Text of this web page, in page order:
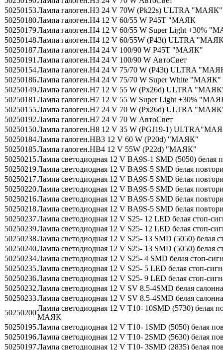
50250153Лампа галоген.H3 24 V 70W (Pk22s) ULTRA "МАЯК"
50250180Лампа галоген.H4 12 V 60/55 W P45T "МАЯК
50250179Лампа галоген.H4 12 V 60/55 W Super Light +30%
50250148Лампа галоген.H4 12 V 60/55W (P43t) ULTRA
50250187Лампа галоген.H4 24 V 100/90 W P45T "МАЯК"
50250191 Лампа галоген.H4 24 V 100/90 W АвтоСвет
50250154Лампа галоген.H4 24 V 75/70 W (P43t) ULTRA
50250186Лампа галоген.H4 24 V 75/70 W Super White "МАЯК"
50250149Лампа галоген.H7 12 V 55 W (Px26d) ULTRA
50250181 Лампа галоген.H7 12 V 55 W Super Light +30%
50250155Лампа галоген.H7 24 V 70 W (Px26d) ULTRA
50250192Лампа галоген.H7 24 V 70 W АвтоСвет
50250150Лампа галоген.H8 12 V 35 W (PGJ19-1)
50250184Лампа галоген.HB3 12 V 60 W (P20d) "МАЯК"
50250185Лампа галоген.HB4 12 V 55W (P22d) "МАЯК"
50250215Лампа светодиодная 12 V BA9S-1 SMD (5050)
50250219Лампа светодиодная 12 V BA9S-5 SMD белая
50250217Лампа светодиодная 12 V BA9S-5 SMD белая
50250220Лампа светодиодная 12 V BA9S-5 SMD белая
50250216Лампа светодиодная 12 V BA9S-5 SMD белая
50250218Лампа светодиодная 12 V BA9S-5 SMD белая
50250237Лампа светодиодная 12 V S25- 12 LED белая стоп-
50250239Лампа светодиодная 12 V S25- 12 LED белая стоп-
50250238Лампа светодиодная 12 V S25- 13 SMD (5050) белая
50250240Лампа светодиодная 12 V S25- 13 SMD (5050) белая
50250234Лампа светодиодная 12 V S25- 4 SMD белая стоп-
50250235Лампа светодиодная 12 V S25- 5 LED белая стоп-
50250236Лампа светодиодная 12 V S25- 9 LED белая стоп-
50250232Лампа светодиодная 12 V SV 8.5-4SMD белая
50250233Лампа светодиодная 12 V SV 8.5-4SMD белая
50250200
Лампа светодиодная 12 V T10- 10SMD (5730) белая
МАЯК
50250195Лампа светодиодная 12 V T10- 1SMD (5050) белая
50250196Лампа светодиодная 12 V T10- 2SMD (5630) белая
50250197Лампа светодиодная 12 V T10- 3SMD (2835) белая